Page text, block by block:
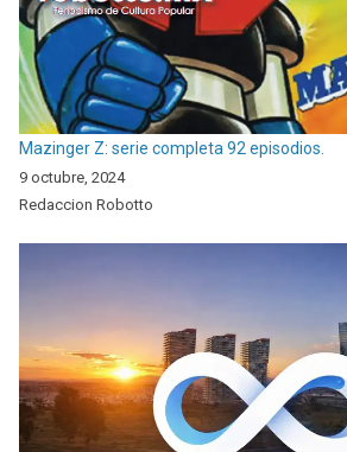
Mazinger Z: serie completa 92 episodios.
9 octubre, 2024
Redaccion Robotto